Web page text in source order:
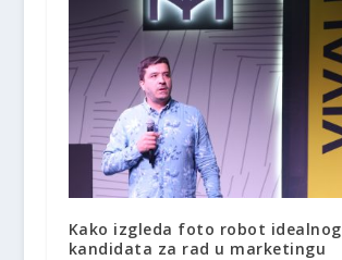
Kako izgleda foto robot idealnog
kandidata za rad u marketingu